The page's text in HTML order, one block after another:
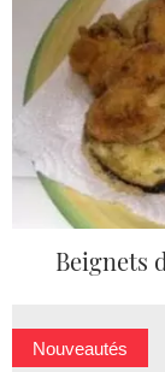
Beignets
Nouveautés